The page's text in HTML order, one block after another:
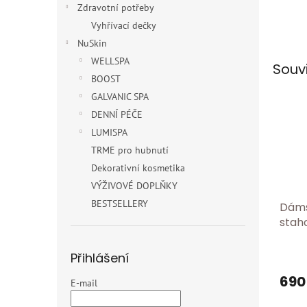
Zdravotní potřeby
Vyhřívací dečky
NuSkin
WELLSPA
BOOST
GALVANIC SPA
DENNÍ PÉČE
LUMISPA
TRME pro hubnutí
Dekorativní kosmetika
VÝŽIVOVÉ DOPLŇKY
BESTSELLERY
Přihlášení
E-mail